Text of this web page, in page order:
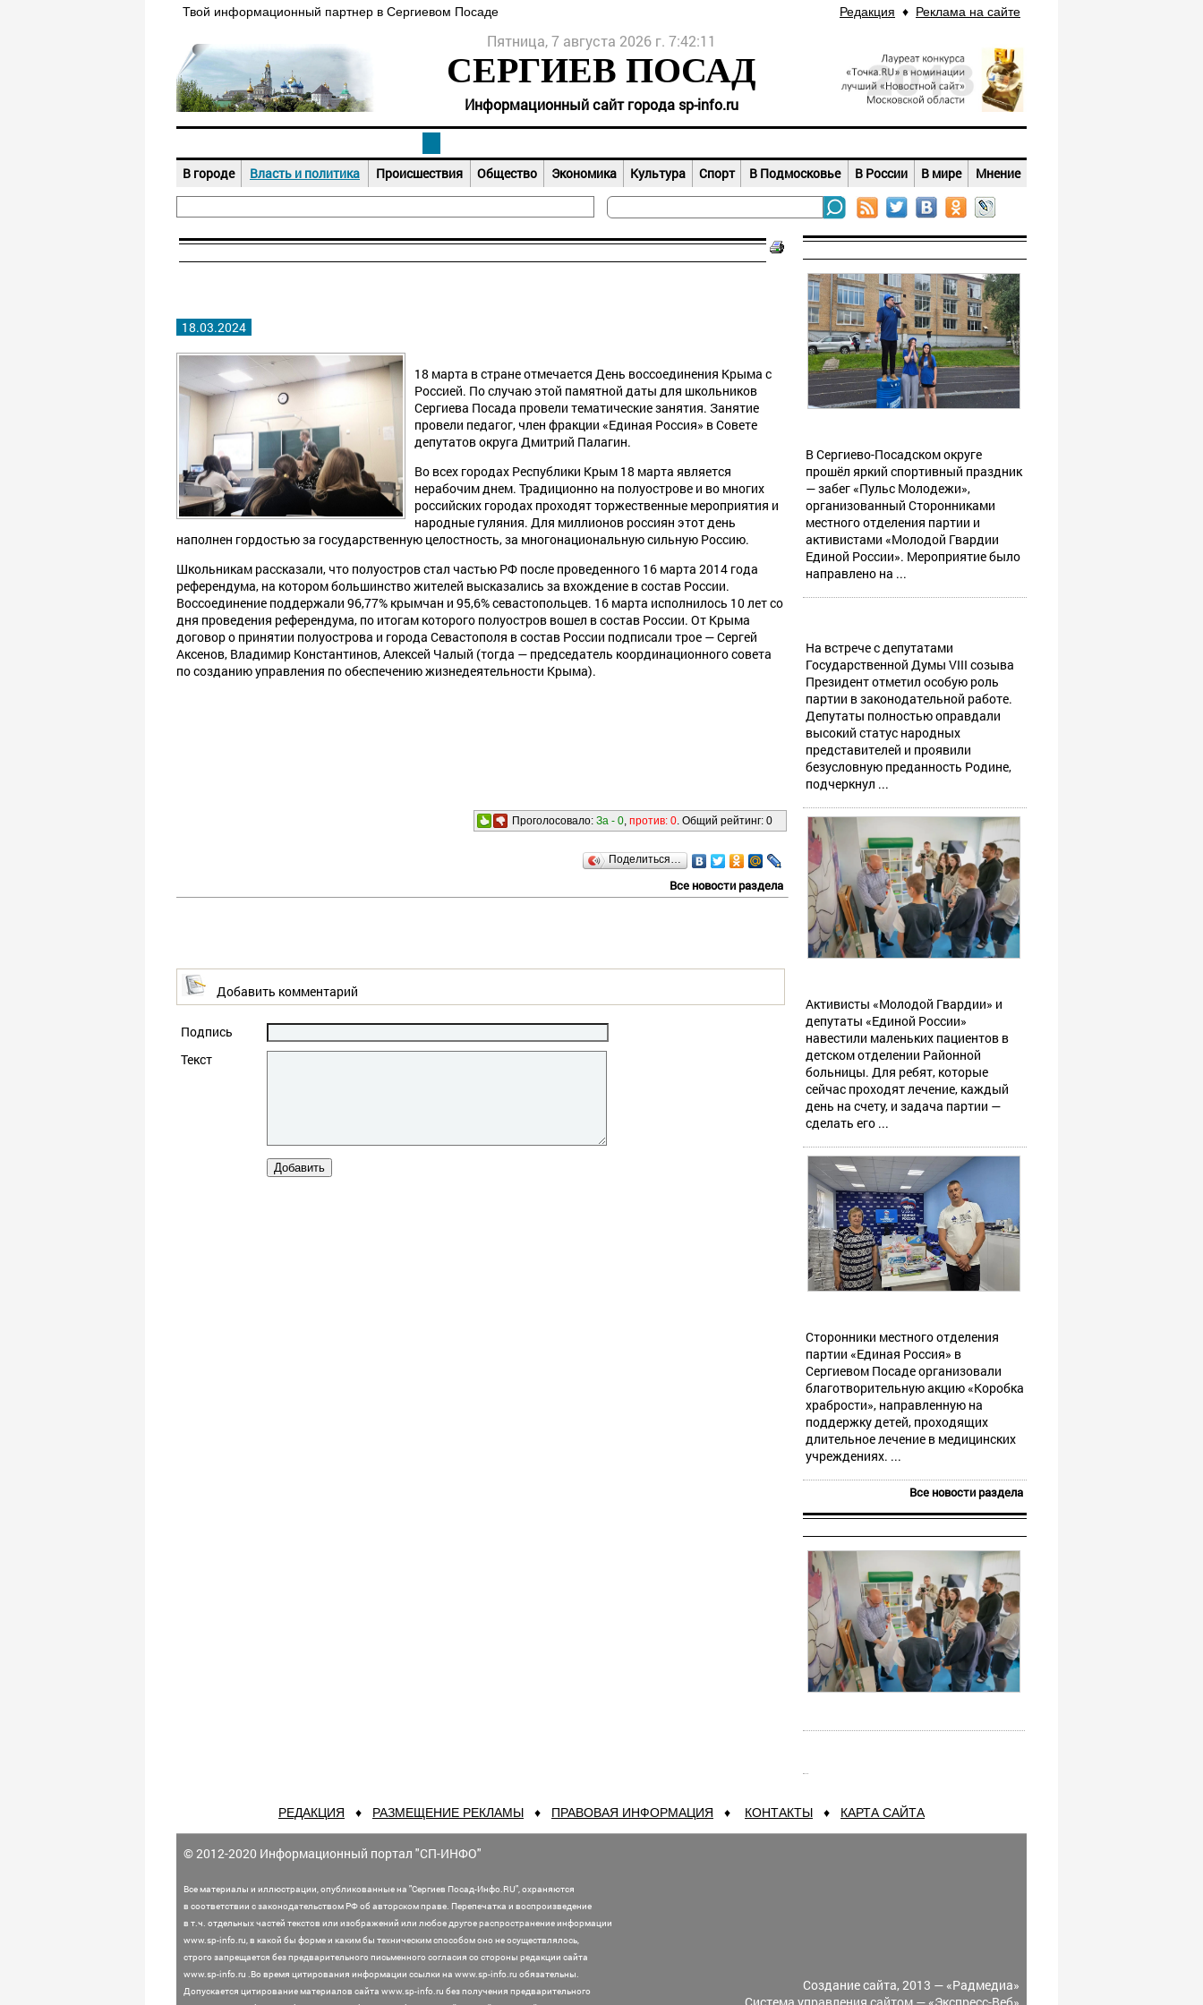
Твой информационный партнер в Сергиевом Посаде Редакция ♦ Реклама на сайте
Пятница, 7 августа 2026 г. 7:42:11
СЕРГИЕВ ПОСАД
Информационный сайт города sp-info.ru
В городе Власть и политика Происшествия Общество Экономика Культура Спорт В Подмосковье В России В мире Мнение
18.03.2024
18 марта в стране отмечается День воссоединения Крыма с
Россией. По случаю этой памятной даты для школьников
Сергиева Посада провели тематические занятия. Занятие
провели педагог, член фракции «Единая Россия» в Совете
депутатов округа Дмитрий Палагин.
Во всех городах Республики Крым 18 марта является
нерабочим днем. Традиционно на полуострове и во многих
российских городах проходят торжественные мероприятия и
народные гуляния. Для миллионов россиян этот день
наполнен гордостью за государственную целостность, за многонациональную сильную Россию.
Школьникам рассказали, что полуостров стал частью РФ после проведенного 16 марта 2014 года
референдума, на котором большинство жителей высказались за вхождение в состав России.
Воссоединение поддержали 96,77% крымчан и 95,6% севастопольцев. 16 марта исполнилось 10 лет со
дня проведения референдума, по итогам которого полуостров вошел в состав России. От Крыма
договор о принятии полуострова и города Севастополя в состав России подписали трое — Сергей
Аксенов, Владимир Константинов, Алексей Чалый (тогда — председатель координационного совета
по созданию управления по обеспечению жизнедеятельности Крыма).
Проголосовало: За - 0, против: 0. Общий рейтинг: 0
Поделиться…
Все новости раздела
Добавить комментарий
Подпись
Текст
В Сергиево-Посадском округе
прошёл яркий спортивный праздник
— забег «Пульс Молодежи»,
организованный Сторонниками
местного отделения партии и
активистами «Молодой Гвардии
Единой России». Мероприятие было
направлено на ...
На встрече с депутатами
Государственной Думы VIII созыва
Президент отметил особую роль
партии в законодательной работе.
Депутаты полностью оправдали
высокий статус народных
представителей и проявили
безусловную преданность Родине,
подчеркнул ...
Активисты «Молодой Гвардии» и
депутаты «Единой России»
навестили маленьких пациентов в
детском отделении Районной
больницы. Для ребят, которые
сейчас проходят лечение, каждый
день на счету, и задача партии —
сделать его ...
Сторонники местного отделения
партии «Единая Россия» в
Сергиевом Посаде организовали
благотворительную акцию «Коробка
храбрости», направленную на
поддержку детей, проходящих
длительное лечение в медицинских
учреждениях. ...
Все новости раздела
РЕДАКЦИЯ ♦ РАЗМЕЩЕНИЕ РЕКЛАМЫ ♦ ПРАВОВАЯ ИНФОРМАЦИЯ ♦ КОНТАКТЫ ♦ КАРТА САЙТА
© 2012-2020 Информационный портал "СП-ИНФО"
Все материалы и иллюстрации,опубликованные на "Сергиев Посад-Инфо.RU", охраняются
в соответствии с законодательством РФ об авторском праве. Перепечатка и воспроизведение
в т.ч. отдельных частей текстов или изображений или любое другое распространение информации
www.sp-info.ru, в какой бы форме и каким бы техническим способом оно не осуществлялось,
строго запрещается без предварительного письменного согласия со стороны редакции сайта
www.sp-info.ru .Во время цитирования информации ссылки на www.sp-info.ru обязательны.
Допускается цитирование материалов сайта www.sp-info.ru без получения предварительного
Создание сайта, 2013 — «Радмедиа»